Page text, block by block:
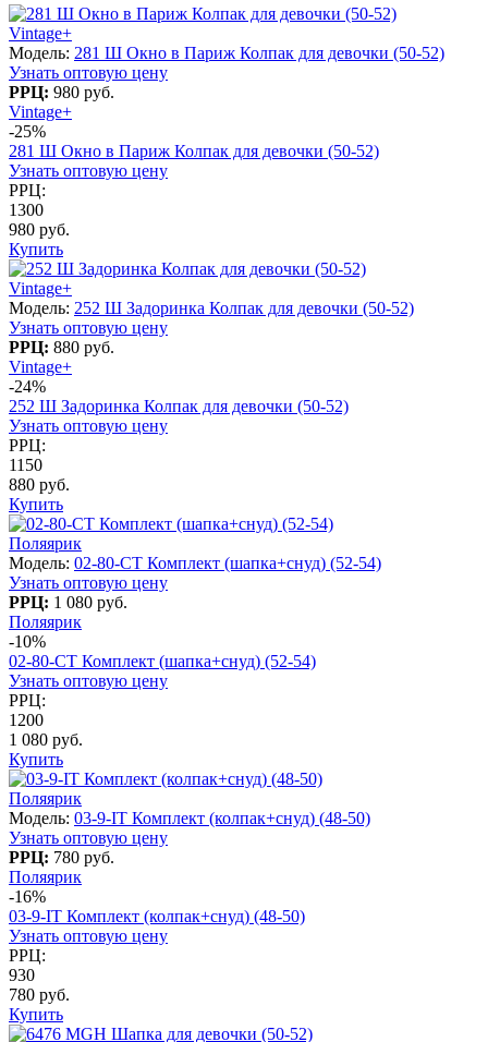
Vintage+
Модель: 281 Ш Окно в Париж Колпак для девочки (50-52)
Узнать оптовую цену
РРЦ: 980 руб.
Vintage+
-25%
281 Ш Окно в Париж Колпак для девочки (50-52)
Узнать оптовую цену
РРЦ:
1300
980 руб.
Купить
Vintage+
Модель: 252 Ш Задоринка Колпак для девочки (50-52)
Узнать оптовую цену
РРЦ: 880 руб.
Vintage+
-24%
252 Ш Задоринка Колпак для девочки (50-52)
Узнать оптовую цену
РРЦ:
1150
880 руб.
Купить
Поляярик
Модель: 02-80-CT Комплект (шапка+снуд) (52-54)
Узнать оптовую цену
РРЦ: 1 080 руб.
Поляярик
-10%
02-80-CT Комплект (шапка+снуд) (52-54)
Узнать оптовую цену
РРЦ:
1200
1 080 руб.
Купить
Поляярик
Модель: 03-9-IT Комплект (колпак+снуд) (48-50)
Узнать оптовую цену
РРЦ: 780 руб.
Поляярик
-16%
03-9-IT Комплект (колпак+снуд) (48-50)
Узнать оптовую цену
РРЦ:
930
780 руб.
Купить